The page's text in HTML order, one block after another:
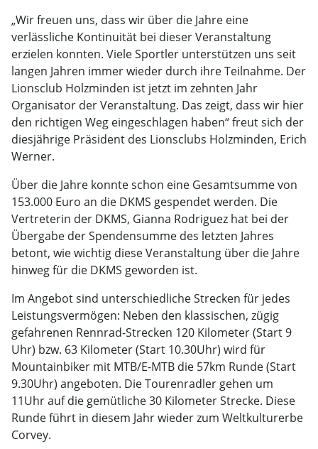
„Wir freuen uns, dass wir über die Jahre eine
verlässliche Kontinuität bei dieser Veranstaltung
erzielen konnten. Viele Sportler unterstützen uns seit
langen Jahren immer wieder durch ihre Teilnahme. Der
Lionsclub Holzminden ist jetzt im zehnten Jahr
Organisator der Veranstaltung. Das zeigt, dass wir hier
den richtigen Weg eingeschlagen haben“ freut sich der
diesjährige Präsident des Lionsclubs Holzminden, Erich
Werner.
Über die Jahre konnte schon eine Gesamtsumme von
153.000 Euro an die DKMS gespendet werden. Die
Vertreterin der DKMS, Gianna Rodriguez hat bei der
Übergabe der Spendensumme des letzten Jahres
betont, wie wichtig diese Veranstaltung über die Jahre
hinweg für die DKMS geworden ist.
Im Angebot sind unterschiedliche Strecken für jedes
Leistungsvermögen: Neben den klassischen, zügig
gefahrenen Rennrad-Strecken 120 Kilometer (Start 9
Uhr) bzw. 63 Kilometer (Start 10.30Uhr) wird für
Mountainbiker mit MTB/E-MTB die 57km Runde (Start
9.30Uhr) angeboten. Die Tourenradler gehen um
11Uhr auf die gemütliche 30 Kilometer Strecke. Diese
Runde führt in diesem Jahr wieder zum Weltkulturerbe
Corvey.